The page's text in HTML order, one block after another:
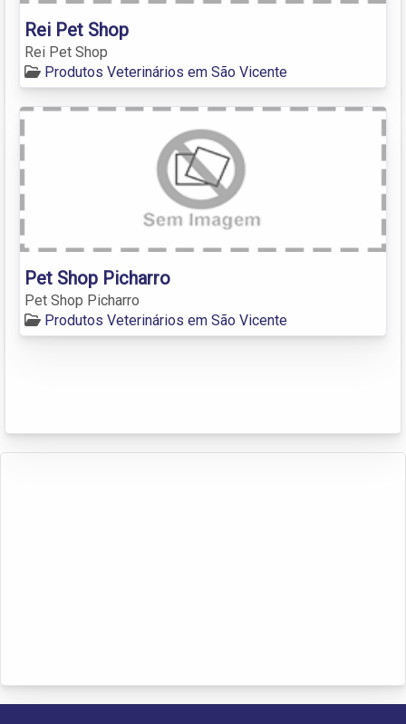
Rei Pet Shop
Rei Pet Shop
Produtos Veterinários em São Vicente
Pet Shop Picharro
Pet Shop Picharro
Produtos Veterinários em São Vicente